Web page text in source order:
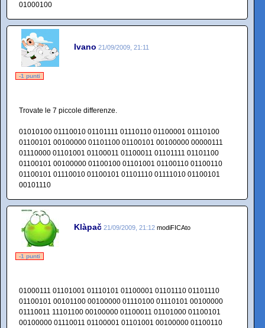
01000100
Ivano 21/09/2009, 21:11
-1 punti
Trovate le 7 piccole differenze.
01010100 01110010 01101111 01110110 01100001 01110100
01100101 00100000 01101100 01100101 00100000 00000111
01110000 01101001 01100011 01100011 01101111 01101100
01100101 00100000 01100100 01101001 01100110 01100110
01100101 01110010 01100101 01101110 01111010 01100101
00101110
Klàpač 21/09/2009, 21:12 modiFICAto
-1 punti
01000111 01101001 01110101 01100001 01101110 01101110
01100101 00101100 00100000 01110100 01110101 00100000
01110011 11101100 00100000 01100011 01101000 01100101
00100000 01110011 01100001 01101001 00100000 01100110